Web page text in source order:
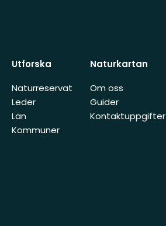
Utforska
Naturreservat
Leder
Län
Kommuner
Naturkartan
Om oss
Guider
Kontaktuppgifter